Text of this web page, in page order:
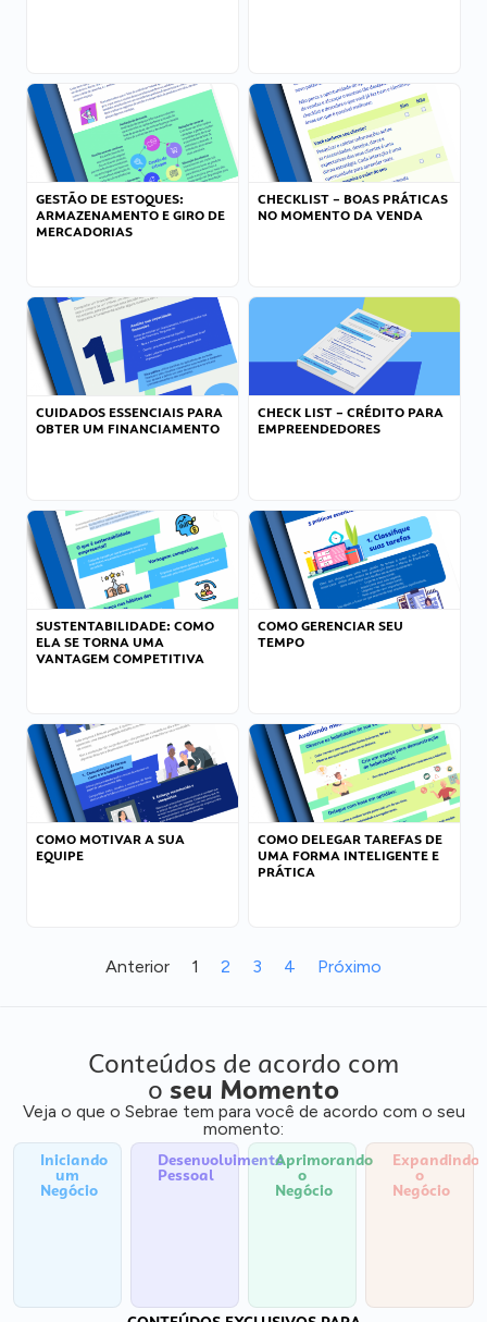
GESTÃO DE ESTOQUES:
ARMAZENAMENTO E GIRO DE
MERCADORIAS
CHECKLIST – BOAS PRÁTICAS
NO MOMENTO DA VENDA
CUIDADOS ESSENCIAIS PARA
OBTER UM FINANCIAMENTO
CHECK LIST – CRÉDITO PARA
EMPREENDEDORES
SUSTENTABILIDADE: COMO
ELA SE TORNA UMA
VANTAGEM COMPETITIVA
COMO GERENCIAR SEU
TEMPO
COMO MOTIVAR A SUA
EQUIPE
COMO DELEGAR TAREFAS DE
UMA FORMA INTELIGENTE E
PRÁTICA
Anterior 1 2 3 4 Próximo
Conteúdos de acordo com
o seu Momento
Veja o que o Sebrae tem para você de acordo com o seu
momento:
Iniciando
um
Negócio
Desenvolvimento
Pessoal
Aprimorando
o
Negócio
Expandindo
o
Negócio